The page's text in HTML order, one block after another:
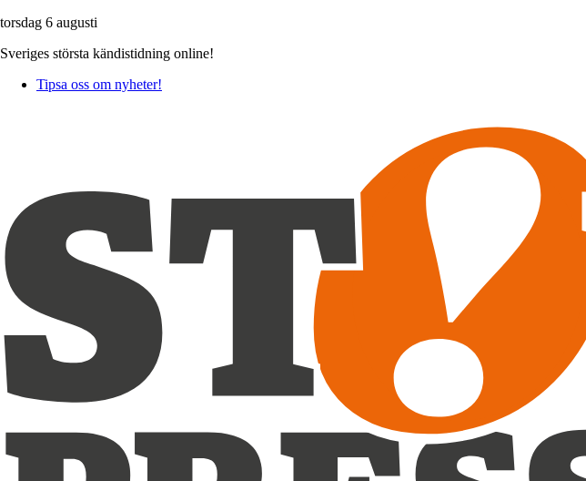
torsdag 6 augusti
Sveriges största kändistidning online!
Tipsa oss om nyheter!